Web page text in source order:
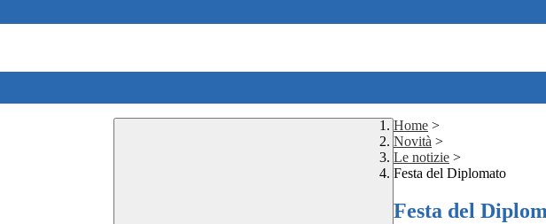
Home >
Novità >
Le notizie >
Festa del Diplomato
Festa del